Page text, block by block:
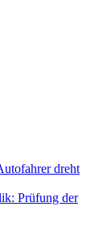
dreht
Prüfung der